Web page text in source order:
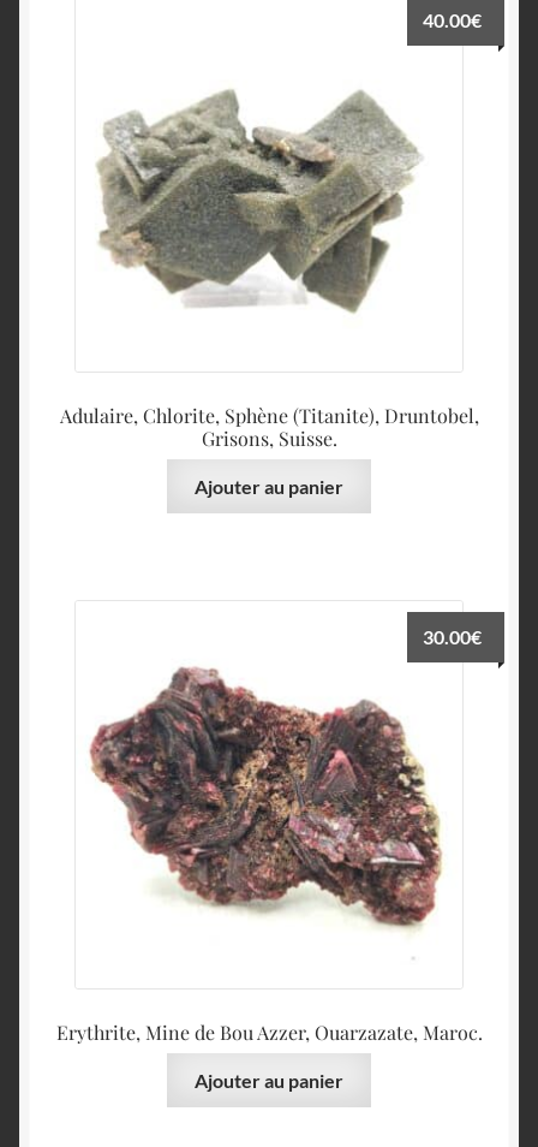
Adulaire, Chlorite, Sphène (Titanite), Druntobel,
Grisons, Suisse.
40.00€
Ajouter au panier
Erythrite, Mine de Bou Azzer, Ouarzazate, Maroc.
30.00€
Ajouter au panier